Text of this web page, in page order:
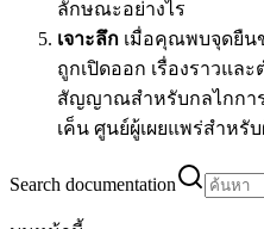
ลักษณะอย่างไร
เจาะลึก เมื่อคุณพบจุดยืน
ถูกเปิดออก เรื่องราวแ
สัญญาณสำหรับกลไกกา
เค็น ศูนย์ผู้เผยแพร่สำหรับ
Search documentation